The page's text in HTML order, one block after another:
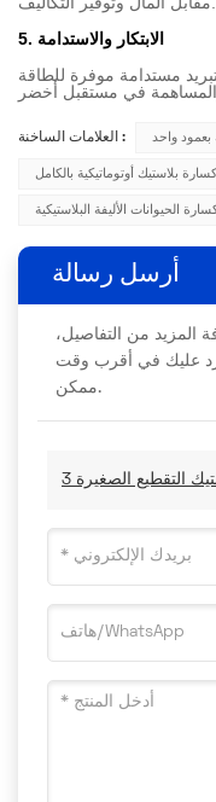
5. الابتكار والاستدامة
مستدامة موفرة للطاقة
العلامات الساخنة : بعمود واحد
كسارة بلاستيك أوتوماتيكية بالكامل
كسارة الحيوانات الأليفة البلاستيكية
أرسل رسالة
المزيد من التفاصيل،
عليك في أقرب وقت
ممكن.